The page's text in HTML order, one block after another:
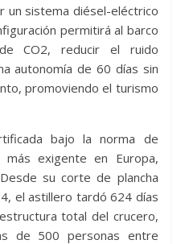
un sistema diésel-eléctrico
permitirá al barco
CO2, reducir el ruido
autonomía de 60 días sin
promoviendo el turismo
bajo la norma de
exigente en Europa,
su corte de plancha
el astillero tardó 624 días
total del crucero,
de 500 personas entre